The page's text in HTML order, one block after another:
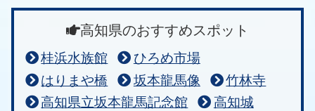
高知県のおすすめスポット
桂浜水族館
ひろめ市場
はりまや橋
坂本龍馬像
竹林寺
高知県立坂本龍馬記念館
高知城